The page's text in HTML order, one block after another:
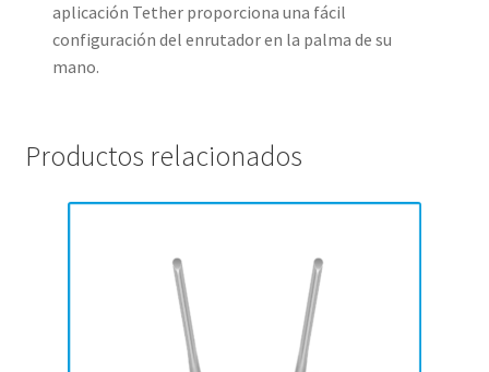
aplicación Tether proporciona una fácil
configuración del enrutador en la palma de su
mano.
Productos relacionados